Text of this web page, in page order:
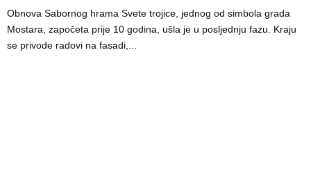
Obnova Sabornog hrama Svete trojice, jednog od simbola grada
Mostara, započeta prije 10 godina, ušla je u posljednju fazu. Kraju
se privode radovi na fasadi,...